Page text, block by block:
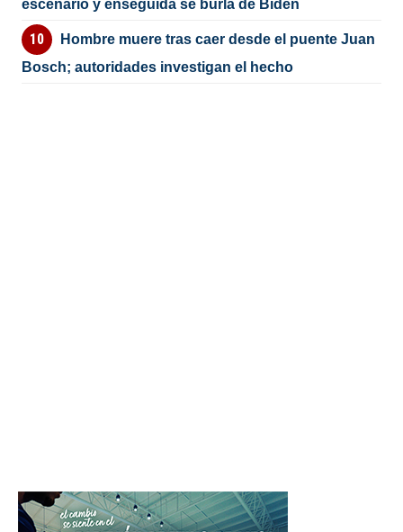
escenario y enseguida se burla de Biden
Hombre muere tras caer desde el puente Juan
Bosch; autoridades investigan el hecho